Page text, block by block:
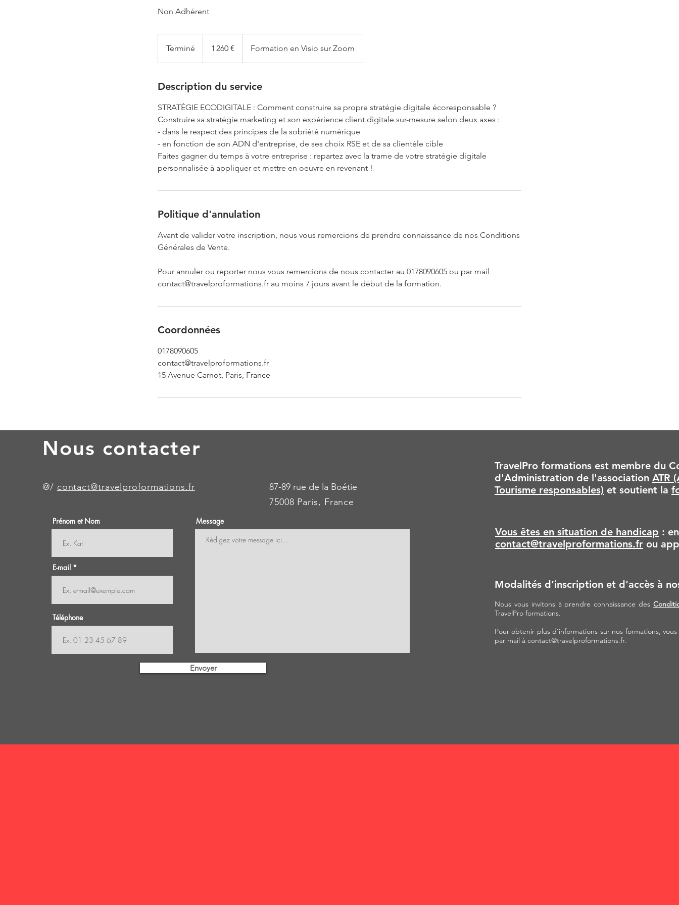
Non Adhérent
Terminé
e
m
n
é
1 260 € Formation en Visio sur Zoom
Description du service
STRATÉGIE ECODIGITALE : Comment construire sa propre stratégie digitale écoresponsable ?
Construire sa stratégie marketing et son expérience client digitale sur-mesure selon deux axes :
- dans le respect des principes de la sobriété numérique
- en fonction de son ADN d'entreprise, de ses choix RSE et de sa clientèle cible
Faites gagner du temps à votre entreprise : repartez avec la trame de votre stratégie digitale
personnalisée à appliquer et mettre en oeuvre en revenant !
Politique d'annulation
Avant de valider votre inscription, nous vous remercions de prendre connaissance de nos Conditions
Générales de Vente.
Pour annuler ou reporter nous vous remercions de nous contacter au 0178090605 ou par mail
contact@travelproformations.fr au moins 7 jours avant le début de la formation.
Coordonnées
0178090605
contact@travelproformations.fr
15 Avenue Carnot, Paris, France
Nous contacter
@/ contact@travelproformations.fr
87-89 rue de la Boétie
75008 Paris, France
Prénom et Nom
E-mail
Téléphone
Message
Envoyer
TravelPro formations est membre du
d'Administration de l'association ATR
Tourisme responsables) et soutient la
Vous êtes en situation de handicap :
contact@travelproformations.fr ou
Modalités d’inscription et d’accès à
Nous vous invitons à prendre connaissance des
TravelPro formations.
Pour obtenir plus d'informations sur nos formations,
par mail à contact@travelproformations.fr.